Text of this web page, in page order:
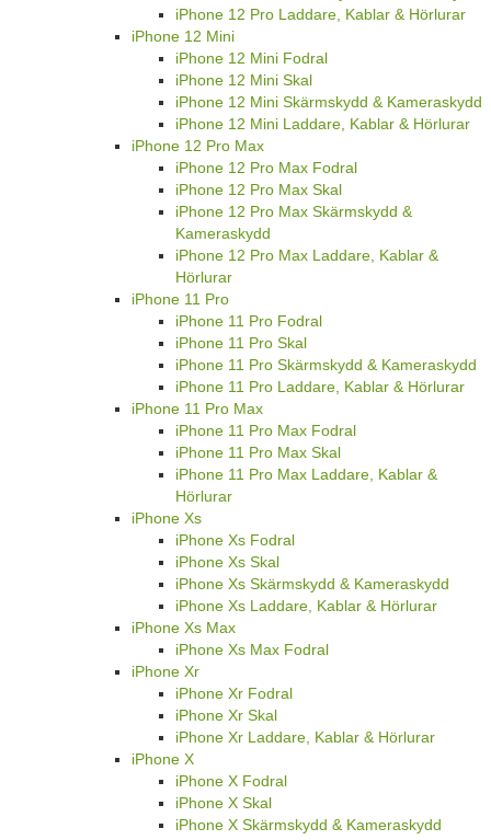
iPhone 12 Pro Laddare, Kablar & Hörlurar
iPhone 12 Mini
iPhone 12 Mini Fodral
iPhone 12 Mini Skal
iPhone 12 Mini Skärmskydd & Kameraskydd
iPhone 12 Mini Laddare, Kablar & Hörlurar
iPhone 12 Pro Max
iPhone 12 Pro Max Fodral
iPhone 12 Pro Max Skal
iPhone 12 Pro Max Skärmskydd &
Kameraskydd
iPhone 12 Pro Max Laddare, Kablar &
Hörlurar
iPhone 11 Pro
iPhone 11 Pro Fodral
iPhone 11 Pro Skal
iPhone 11 Pro Skärmskydd & Kameraskydd
iPhone 11 Pro Laddare, Kablar & Hörlurar
iPhone 11 Pro Max
iPhone 11 Pro Max Fodral
iPhone 11 Pro Max Skal
iPhone 11 Pro Max Laddare, Kablar &
Hörlurar
iPhone Xs
iPhone Xs Fodral
iPhone Xs Skal
iPhone Xs Skärmskydd & Kameraskydd
iPhone Xs Laddare, Kablar & Hörlurar
iPhone Xs Max
iPhone Xs Max Fodral
iPhone Xr
iPhone Xr Fodral
iPhone Xr Skal
iPhone Xr Laddare, Kablar & Hörlurar
iPhone X
iPhone X Fodral
iPhone X Skal
iPhone X Skärmskydd & Kameraskydd